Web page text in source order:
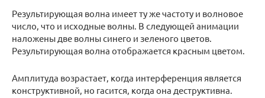
Результирующая волна имеет ту же частоту и волновое
число, что и исходные волны. В следующей анимации
наложены две волны синего и зеленого цветов.
Результирующая волна отображается красным цветом.
Амплитуда возрастает, когда интерференция является
конструктивной, но гасится, когда она деструктивна.